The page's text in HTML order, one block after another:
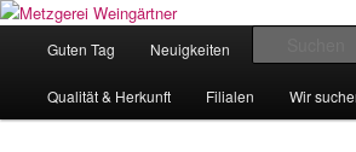
Zum
wechseln
Metzgerei Weingärtner
Eislingens leckere Adresse
Guten Tag Neuigkeiten
Qualität & Herkunft Filialen Wir